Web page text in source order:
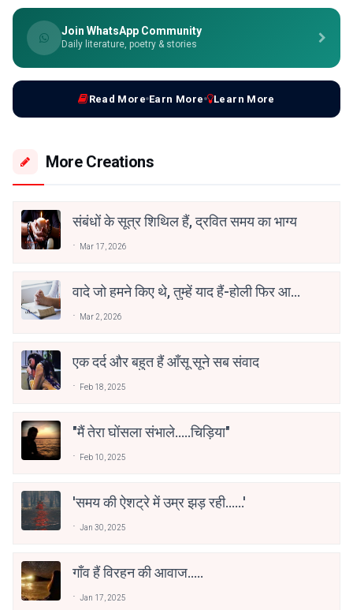
Join WhatsApp Community
Daily literature, poetry & stories
Read More Earn More Learn More
More Creations
संबंधों के सूत्र शिथिल हैं, द्रवित समय का भाग्य
Mar 17, 2026
वादे जो हमने किए थे, तुम्हें याद हैं-होली फिर आई
Mar 2, 2026
एक दर्द और बहुत हैं आँसू सूने सब संवाद
Feb 18, 2025
"मैं तेरा घोंसला संभाले.....चिड़िया"
Feb 10, 2025
'समय की ऐशट्रे में उम्र झड़ रही......'
Jan 30, 2025
गाँव हैं विरहन की आवाज.....
Jan 17, 2025